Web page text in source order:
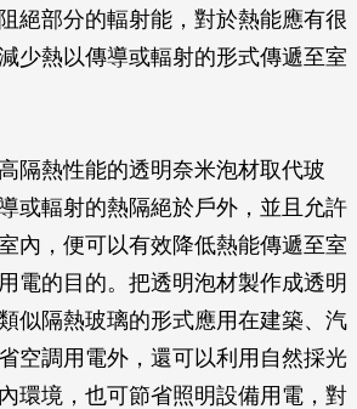
絕部分的輻射能，對於熱能應有很
少熱以傳導或輻射的形式傳遞至室
隔熱性能的透明奈米泡材取代玻
或輻射的熱隔絕於戶外，並且允許
內，便可以有效降低熱能傳遞至室
電的目的。把透明泡材製作成透明
似隔熱玻璃的形式應用在建築、汽
空調用電外，還可以利用自然採光
環境，也可節省照明設備用電，對